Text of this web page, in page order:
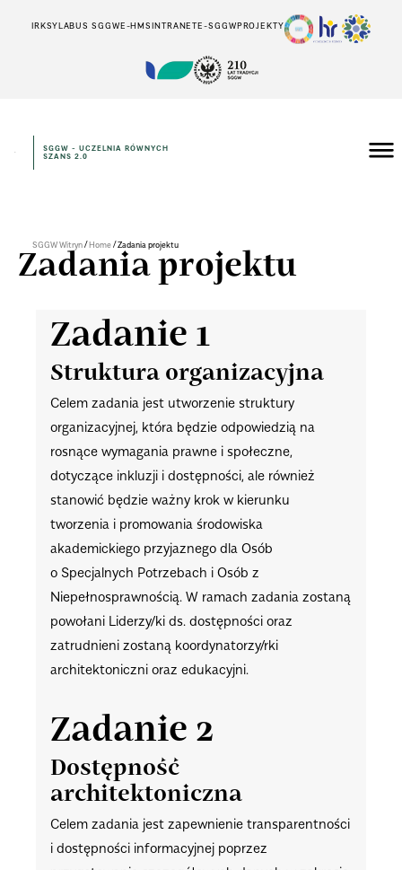
IRKSYLABUS SGGWE-HMSINTRANETE-SGGWPROJEKTY
SGGW - UCZELNIA RÓWNYCH
SZANS 2.0
SGGW Witryn/Home/Zadania projektu
Zadania projektu
Zadanie 1
Struktura organizacyjna
Celem zadania jest utworzenie struktury
organizacyjnej, która będzie odpowiedzią na
rosnące wymagania prawne i społeczne,
dotyczące inkluzji i dostępności, ale również
stanowić będzie ważny krok w kierunku
tworzenia i promowania środowiska
akademickiego przyjaznego dla Osób
o Specjalnych Potrzebach i Osób z
Niepełnosprawnością. W ramach zadania zostaną
powołani Liderzy/ki ds. dostępności oraz
zatrudnieni zostaną koordynatorzy/rki
architektoniczni oraz edukacyjni.
Zadanie 2
Dostępność
architektoniczna
Celem zadania jest zapewnienie transparentności
i dostępności informacyjnej poprzez